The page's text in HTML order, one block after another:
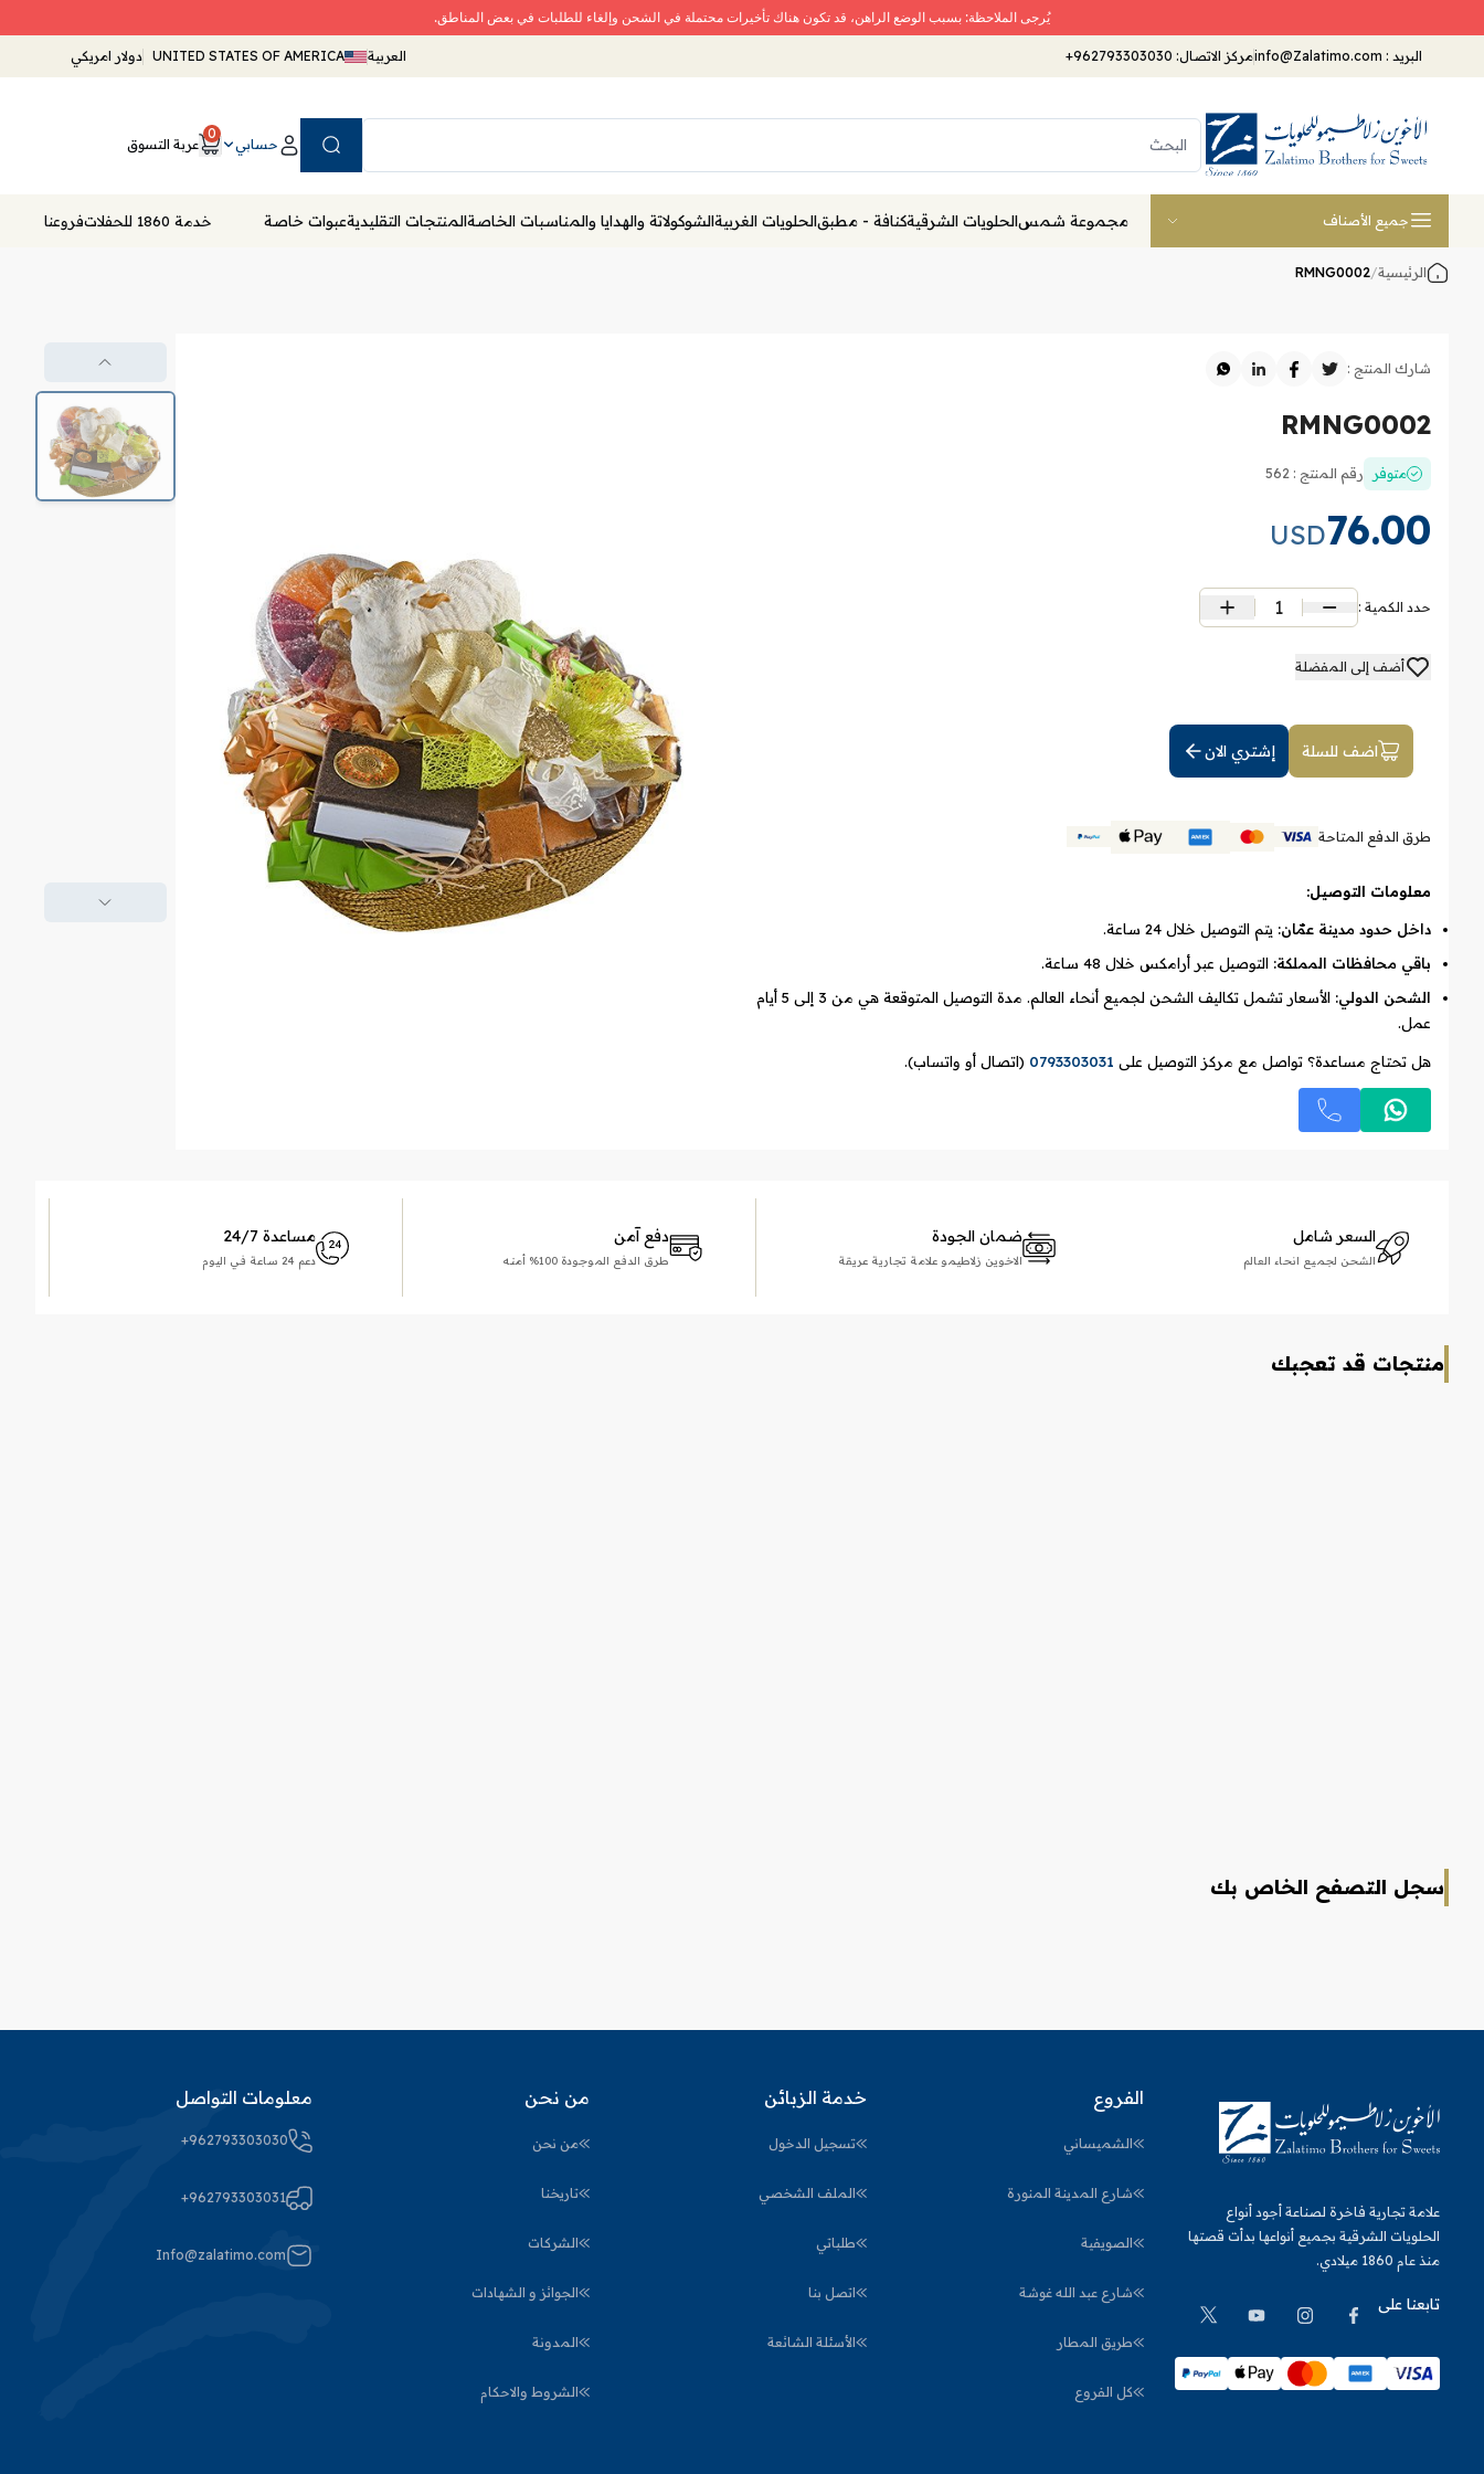
يُرجى الملاحظة: بسبب الوضع الراهن، قد تكون هناك تأخيرات محتملة في الشحن وإلغاء للطلبات في بعض المناطق.
البريد : مركز الاتصال: +962793303030 العربية UNITED STATES OF AMERICA دولار امريكي
حسابي
0
عربة التسوق
جميع الأصناف مجموعة شمسالحلويات الشرقيةكنافة - مطبقالحلويات الغربيةالشوكولاتة والهدايا والمناسبات الخاصةالمنتجات التقليديةعبوات خاصة خدمة 1860 للحفلات فروعنا
الرئيسية/
RMNG0002
شارك المنتج :
RMNG0002
متوفر رقم المنتج : 562
76.00
USD
حدد الكمية : 1
أضف إلى المفضلة
اضف للسلة إشتري الان
طرق الدفع المتاحة
معلومات التوصيل:
داخل حدود مدينة عمّان: يتم التوصيل خلال 24 ساعة.
باقي محافظات المملكة: التوصيل عبر أرامكس خلال 48 ساعة.
الشحن الدولي:
الأسعار تشمل تكاليف الشحن لجميع أنحاء العالم. مدة التوصيل المتوقعة هي من 3 إلى 5 أيام
عمل.
هل تحتاج مساعدة؟ تواصل مع مركز التوصيل على 0793303031 (اتصال أو واتساب).
السعر شامل
الشحن لجميع انحاء العالم
ضمان الجودة
الاخوين زلاطيمو علامة تجارية عريقة
دفع آمن
طرق الدفع الموجودة 100% أمنه
مساعدة 24/7
دعم 24 ساعة في اليوم
منتجات قد تعجبك
سجل التصفح الخاص بك
علامة تجارية فاخرة لصناعة أجود أنواع
الحلويات الشرقية بجميع أنواعها بدأت قصتها
منذ عام 1860 ميلادي.
تابعنا على
الفروع
الشميساني
شارع المدينة المنورة
الصويفية
شارع عبد الله غوشة
طريق المطار
كل الفروع
خدمة الزبائن
تسجيل الدخول
الملف الشخصي
طلباتي
اتصل بنا
الأسئلة الشائعة
من نحن
من نحن
تاريخنا
الشركات
الجوائز و الشهادات
المدونة
الشروط والاحكام
معلومات التواصل
+962793303030
+962793303031
Info@zalatimo.com